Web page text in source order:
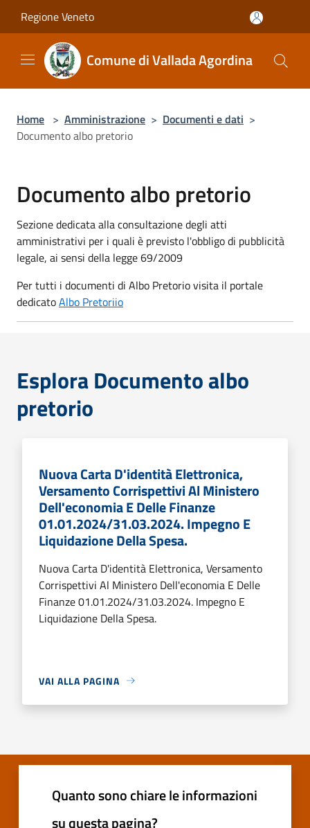
Regione Veneto
Comune di Vallada Agordina
Home > Amministrazione > Documenti e dati >
Documento albo pretorio
Documento albo pretorio
Sezione dedicata alla consultazione degli atti
amministrativi per i quali è previsto l'obbligo di pubblicità
legale, ai sensi della legge 69/2009
Per tutti i documenti di Albo Pretorio visita il portale
dedicatoAlbo Pretoriio
Esplora Documento albo
pretorio
Nuova Carta D'identità Elettronica,
Versamento Corrispettivi Al Ministero
Dell'economia E Delle Finanze
01.01.2024/31.03.2024. Impegno E
Liquidazione Della Spesa.
Nuova Carta D'identità Elettronica, Versamento
Corrispettivi Al Ministero Dell'economia E Delle
Finanze 01.01.2024/31.03.2024. Impegno E
Liquidazione Della Spesa.
VAI ALLA PAGINA
Quanto sono chiare le informazioni
su questa pagina?